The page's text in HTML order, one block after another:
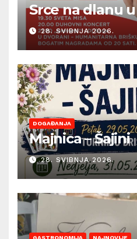
Srce na dlanu
28. SVIBNJA 2026.
DOGAĐANJA
Majnica – Šajini
28. SVIBNJA 2026.
GASTRONOMIJA NAJNOVIJE